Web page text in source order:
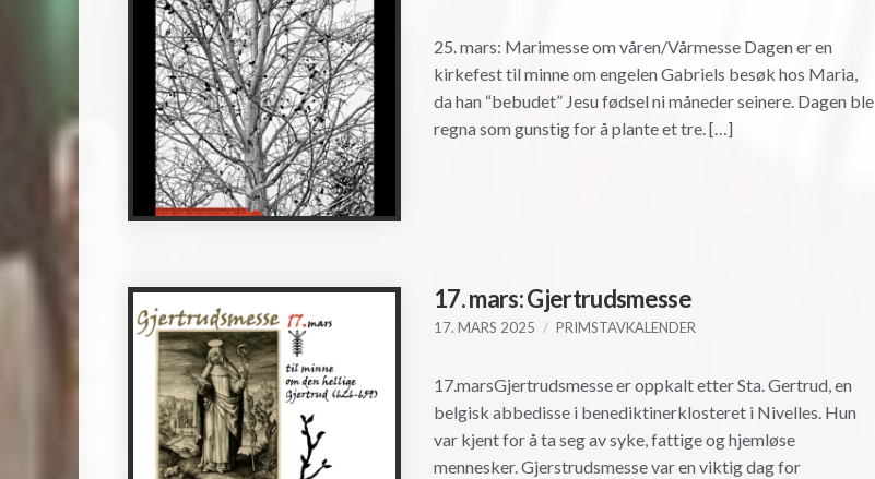
25. mars: Marimesse om våren/Vårmesse Dagen er en
kirkefest til minne om engelen Gabriels besøk hos Maria,
da han “bebudet” Jesu fødsel ni måneder seinere. Dagen ble
regna som gunstig for å plante et tre. […]
17. mars: Gjertrudsmesse
17. MARS 2025 PRIMSTAVKALENDER
17.marsGjertrudsmesse er oppkalt etter Sta. Gertrud, en
belgisk abbedisse i benediktinerklosteret i Nivelles. Hun
var kjent for å ta seg av syke, fattige og hjemløse
mennesker. Gjerstrudsmesse var en viktig dag for